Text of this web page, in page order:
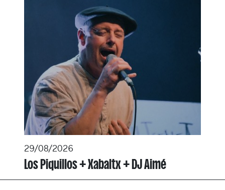
29/08/2026
Los Piquillos + Xabaltx + DJ Aimé